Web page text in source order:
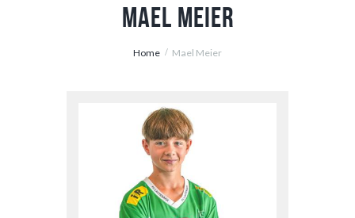
Mael Meier
Home Mael Meier